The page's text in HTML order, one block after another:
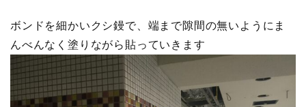
ボンドを細かいクシ鏝で、端まで隙間の無いようにま
んべんなく塗りながら貼っていきます